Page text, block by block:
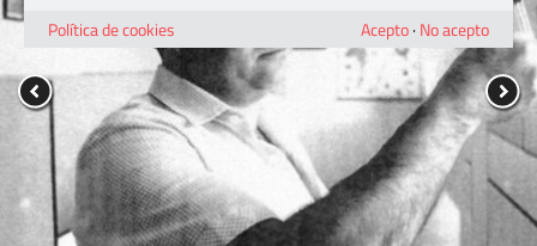
Política de cookies
Acepto· No acepto